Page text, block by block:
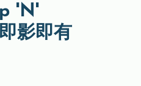
'N'
影即有